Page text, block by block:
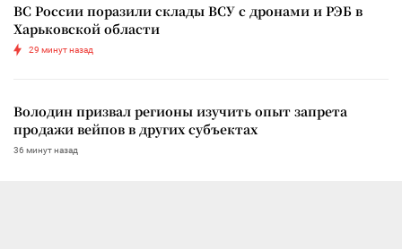
ВС России поразили склады ВСУ с дронами и РЭБ в
Харьковской области
29 минут назад
Володин призвал регионы изучить опыт запрета
продажи вейпов в других субъектах
36 минут назад